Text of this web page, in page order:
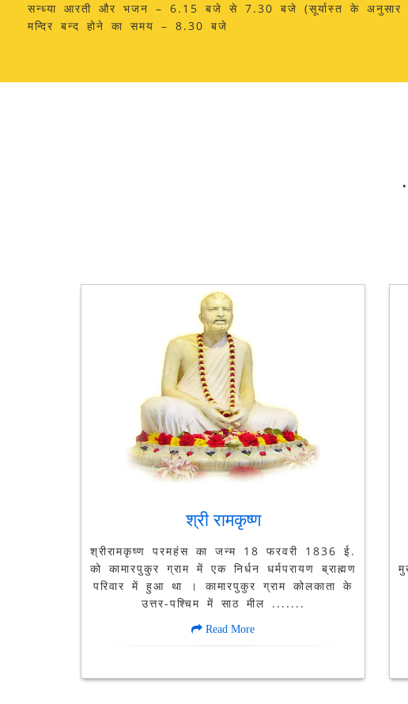
सन्ध्या आरती और भजन – 6.15 बजे से 7.30 बजे (सूर्यास्त के अनुसार
मन्दिर बन्द होने का समय – 8.30 बजे
श्री रामकृष्ण
श्रीरामकृष्ण परमहंस का जन्म 18 फरवरी 1836 ई.
को कामारपुकुर ग्राम में एक निर्धन धर्मपरायण ब्राह्मण
परिवार में हुआ था । कामारपुकुर ग्राम कोलकाता के
उत्तर-पश्चिम में साठ मील .......
Read More